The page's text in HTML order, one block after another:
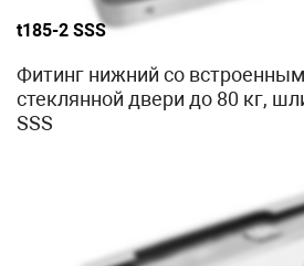
t185-2 SSS
Фитинг нижний со
стеклянной двери до 80 кг,
SSS